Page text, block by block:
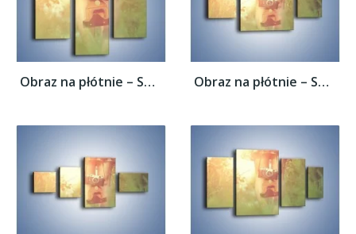
Obraz na płótnie – Spacer z aparatem –... Obraz na płótnie – Spacer z aparatem –...